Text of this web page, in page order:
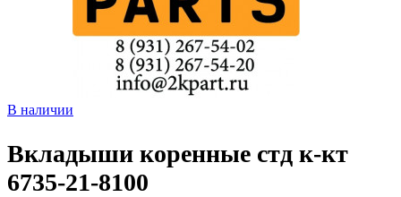
В наличии
Вкладыши коренные стд к-кт
6735-21-8100